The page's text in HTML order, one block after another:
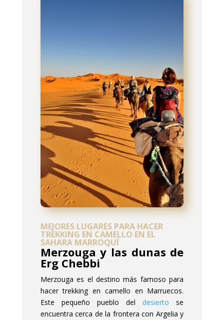
MEJORES LUGARES PARA HACER
TREKKING EN CAMELLO EN EL
SAHARA MARROQUÍ
Merzouga y las dunas de
Erg Chebbi
Merzouga es el destino más famoso para
hacer trekking en camello en Marruecos.
Este pequeño pueblo deldesierto se
encuentra cerca de la frontera con Argelia y